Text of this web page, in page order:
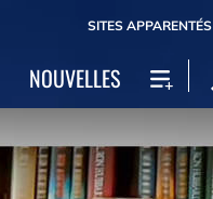
SITES APPARENTÉS
NOUVELLES